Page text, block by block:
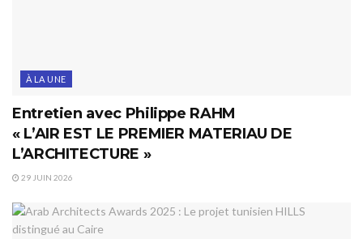
À LA UNE
Entretien avec Philippe RAHM
« L’AIR EST LE PREMIER MATERIAU DE
L’ARCHITECTURE »
29 JUIN 2026